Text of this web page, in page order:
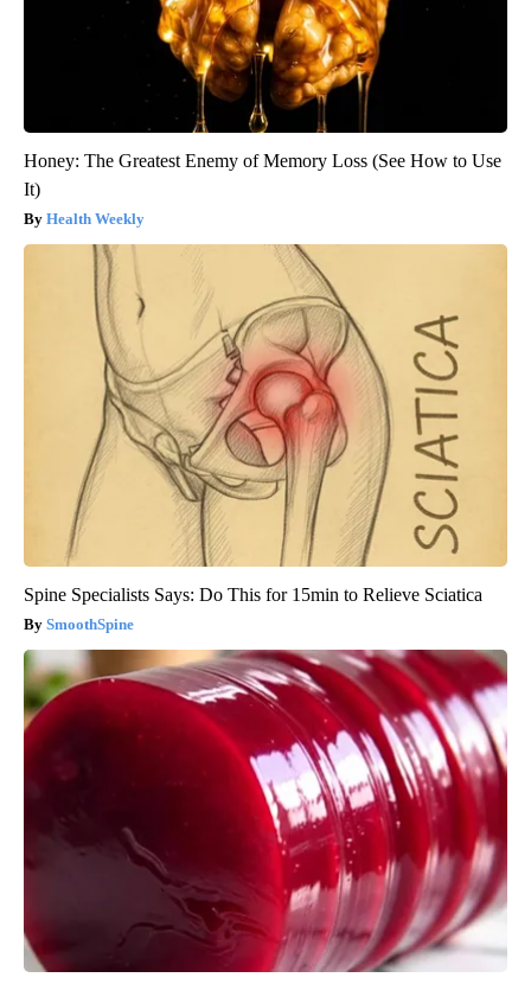
Honey: The Greatest Enemy of Memory Loss (See How to Use
It)
Health Weekly
Spine Specialists Says: Do This for 15min to Relieve Sciatica
SmoothSpine